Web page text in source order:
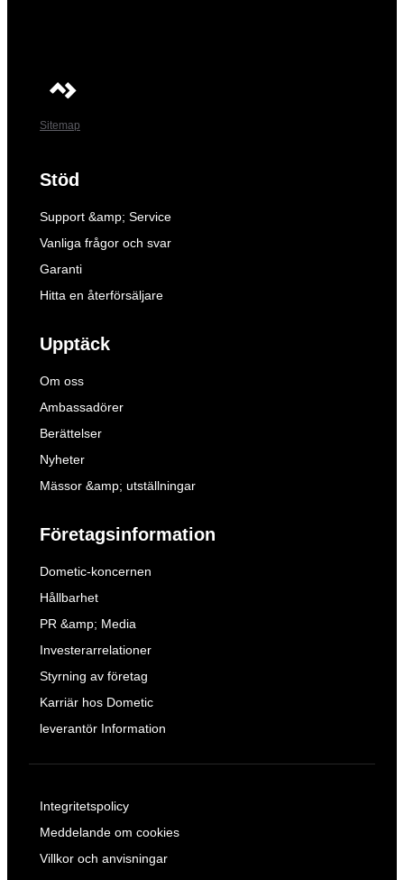
Sitemap
Stöd
Support &amp; Service
Vanliga frågor och svar
Garanti
Hitta en återförsäljare
Upptäck
Om oss
Ambassadörer
Berättelser
Nyheter
Mässor &amp; utställningar
Företagsinformation
Dometic-koncernen
Hållbarhet
PR &amp; Media
Investerarrelationer
Styrning av företag
Karriär hos Dometic
leverantör Information
Integritetspolicy
Meddelande om cookies
Villkor och anvisningar